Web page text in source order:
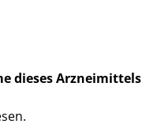
dieses Arzneimittels